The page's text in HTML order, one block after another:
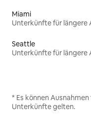
Miami
Seattle
* Es können
Unterkünfte gelten.